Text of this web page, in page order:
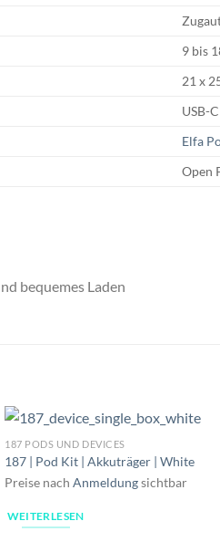
9 bis
21 x
USB-
Elfa
Open
bequemes Laden
187 PODS UND DEVICES
187 | Pod Kit | Akkuträger | White
Preise nachAnmeldungsichtbar
WEITERLESEN